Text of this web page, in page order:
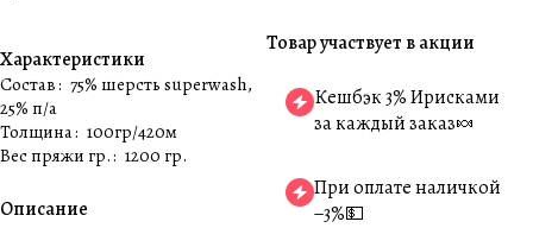
Характеристики
Состав: 75% шерсть superwash,
25% п/а
Толщина: 100гр/420м
Вес пряжи гр.: 1200 гр.
Описание
Товар участвует в акции
Кешбэк 3% Ирисками
за каждый заказ🍬
При оплате наличкой
−3%💵